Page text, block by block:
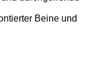
Beine und